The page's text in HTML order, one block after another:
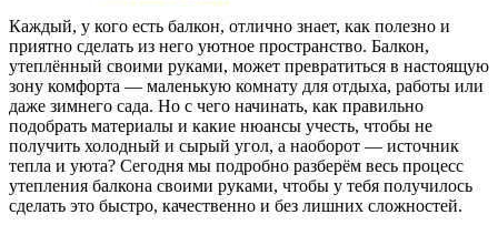
Каждый, у кого есть балкон, отлично знает, как полезно и
приятно сделать из него уютное пространство. Балкон,
утеплённый своими руками, может превратиться в настоящую
зону комфорта — маленькую комнату для отдыха, работы или
даже зимнего сада. Но с чего начинать, как правильно
подобрать материалы и какие нюансы учесть, чтобы не
получить холодный и сырый угол, а наоборот — источник
тепла и уюта? Сегодня мы подробно разберём весь процесс
утепления балкона своими руками, чтобы у тебя получилось
сделать это быстро, качественно и без лишних сложностей.